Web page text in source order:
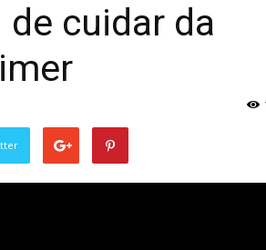
cuidar da